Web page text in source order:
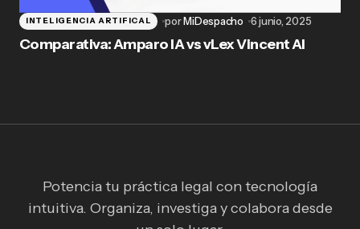
INTELIGENCIA ARTIFICAL porMiDespacho 6 junio, 2025
Comparativa: Amparo IA vs vLex Vincent AI
Potencia tu práctica legal con tecnología
intuitiva. Organiza, investiga y colabora desde